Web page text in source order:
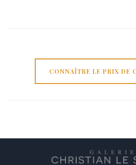
CONNAÎTRE LE PRIX DE